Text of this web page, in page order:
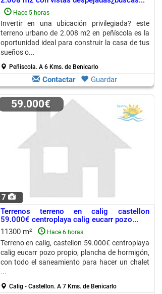
Hace 5 horas
Invertir en una ubicación privilegiada? este
terreno urbano de 2.008 m2 en peñíscola es la
oportunidad ideal para construir la casa de tus
sueños o...
Peñiscola. A 6 Kms. de Benicarlo
Contactar Guardar
7
59.000€
Terrenos terreno en calig castellon
59.000€ centroplaya calig eucarr pozo...
11300 m²
Hace 6 horas
Terreno en calig, castellon 59.000€ centroplaya
calig eucarr pozo propio, plancha de hormigón,
con todo el saneamiento para hacer un chalet
...
Calig - Castellon. A 7 Kms. de Benicarlo